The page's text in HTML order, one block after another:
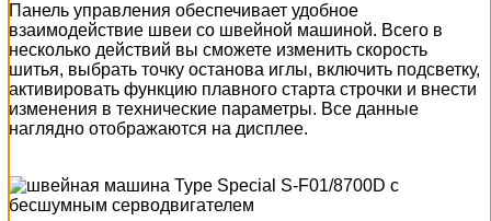
Панель управления обеспечивает удобное
взаимодействие швеи со швейной машиной. Всего в
несколько действий вы сможете изменить скорость
шитья, выбрать точку останова иглы, включить подсветку,
активировать функцию плавного старта строчки и внести
изменения в технические параметры. Все данные
наглядно отображаются на дисплее.